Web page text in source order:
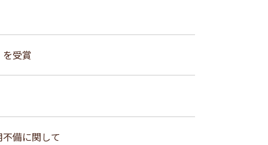
受賞
備に関して